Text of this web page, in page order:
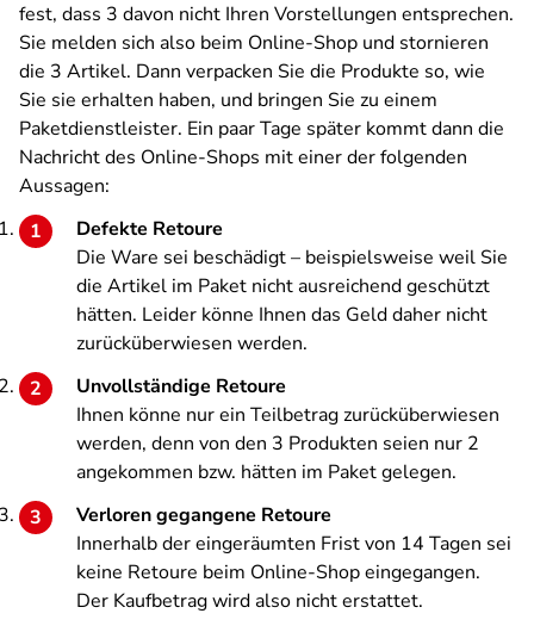
fest, dass 3 davon nicht Ihren Vorstellungen entsprechen.
Sie melden sich also beim Online-Shop und stornieren
die 3 Artikel. Dann verpacken Sie die Produkte so, wie
Sie sie erhalten haben, und bringen Sie zu einem
Paketdienstleister. Ein paar Tage später kommt dann die
Nachricht des Online-Shops mit einer der folgenden
Aussagen:
Defekte Retoure
Die Ware sei beschädigt – beispielsweise weil Sie
die Artikel im Paket nicht ausreichend geschützt
hätten. Leider könne Ihnen das Geld daher nicht
zurücküberwiesen werden.
Unvollständige Retoure
Ihnen könne nur ein Teilbetrag zurücküberwiesen
werden, denn von den 3 Produkten seien nur 2
angekommen bzw. hätten im Paket gelegen.
Verloren gegangene Retoure
Innerhalb der eingeräumten Frist von 14 Tagen sei
keine Retoure beim Online-Shop eingegangen.
Der Kaufbetrag wird also nicht erstattet.